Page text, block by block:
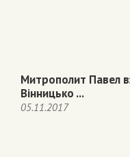
Митрополит Павел
Вінницько ...
05.11.2017